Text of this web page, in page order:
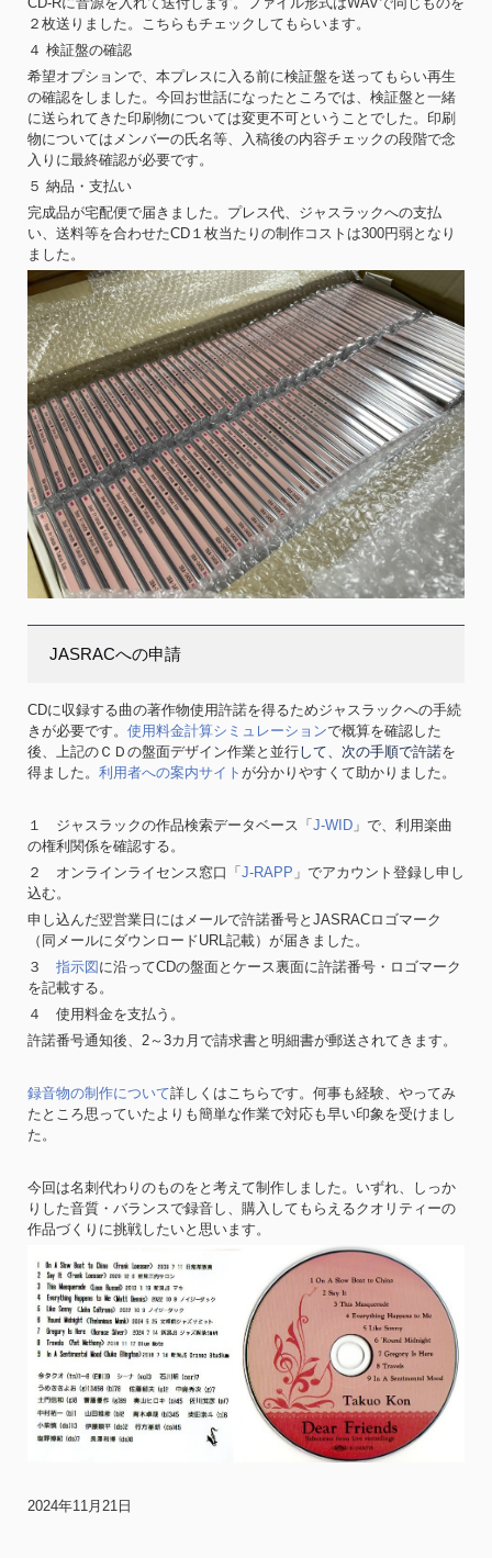
２枚送りました。こちらもチェックしてもらいます。
４ 検証盤の確認
希望オプションで、本プレスに入る前に検証盤を送ってもらい再生
の確認をしました。今回お世話になったところでは、検証盤と一緒
に送られてきた印刷物については変更不可ということでした。印刷
物についてはメンバーの氏名等、入稿後の内容チェックの段階で念
入りに最終確認が必要です。
５ 納品・支払い
完成品が宅配便で届きました。プレス代、ジャスラックへの支払
い、送料等を合わせたCD１枚当たりの制作コストは300円弱となり
ました。
JASRACへの申請
CDに収録する曲の著作物使用許諾を得るためジャスラックへの手続
きが必要です。 使用料金計算シミュレーションで概算を確認した
後、上記のＣＤの盤面デザイン作業と並行して、 次の手順で許諾を
得ました。 利用者への案内サイト が分かりやすくて助かりました。
１ ジャスラックの作品検索データベース「 J-WID 」で、利用楽曲
の権利関係を確認する。
２ オンラインライセンス窓口「 J-RAPP 」でアカウント登録し申し
込む。
申し込んだ翌営業日にはメールで許諾番号とJASRACロゴマーク
（同メールにダウンロードURL記載）が届きました。
３ 指示図 に沿ってCDの盤面とケース裏面に許諾番号・ロゴマーク
を記載する。
４ 使用料金を支払う。
許諾番号通知後、2～3カ月で請求書と明細書が郵送されてきます。
録音物の制作について詳しくはこちらです。何事も経験、やってみ
たところ思っていたよりも簡単な作業で対応も早い印象を受けまし
た。
今回は名刺代わりのものをと考えて制作しました。いずれ、しっか
りした音質・バランスで録音し、購入してもらえるクオリティーの
作品づくりに挑戦したいと思います。
2024年11月21日